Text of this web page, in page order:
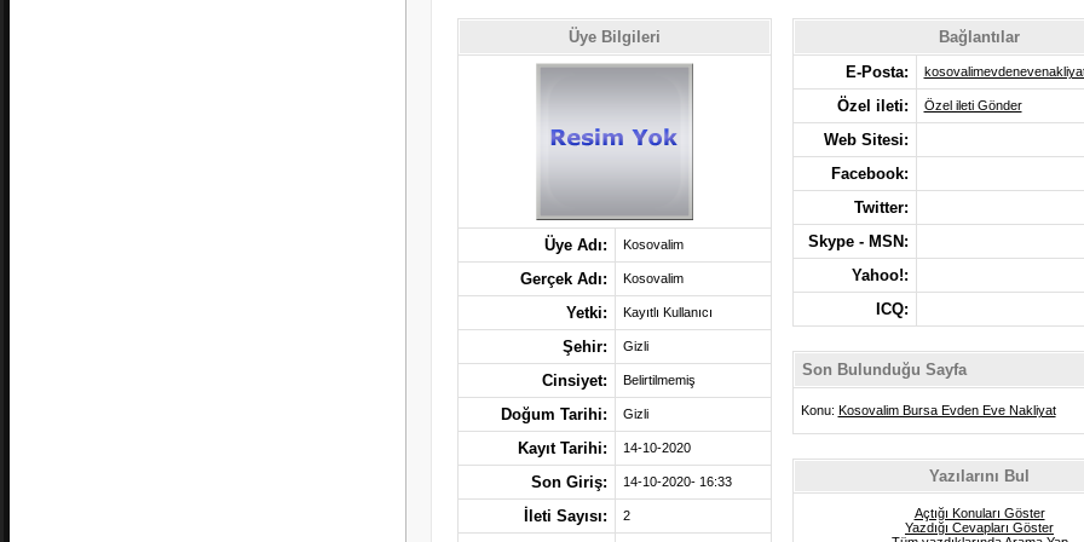
Üye Bilgileri
Üye Adı: Kosovalim
Gerçek Adı: Kosovalim
Yetki: Kayıtlı Kullanıcı
Şehir: Gizli
Cinsiyet: Belirtilmemiş
Doğum Tarihi: Gizli
Kayıt Tarihi: 14-10-2020
Son Giriş: 14-10-2020- 16:33
İleti Sayısı: 2
Bağlantılar
E-Posta:
Özel ileti: Özel ileti Gönder
Web Sitesi:
Facebook:
Twitter:
Skype - MSN:
Yahoo!:
ICQ:
Son Bulunduğu Sayfa
Konu: Kosovalim Bursa Evden Eve Nakliyat
Yazılarını Bul
Açtığı Konuları Göster
Yazdığı Cevapları Göster